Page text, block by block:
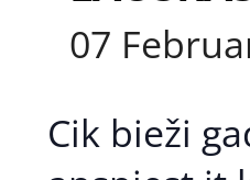
07
Cik bieži